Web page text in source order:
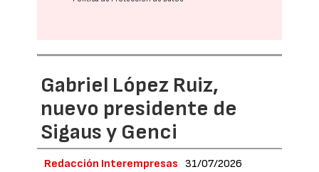
Gabriel López Ruiz,
nuevo presidente de
Sigaus y Genci
Redacción Interempresas 31/07/2026